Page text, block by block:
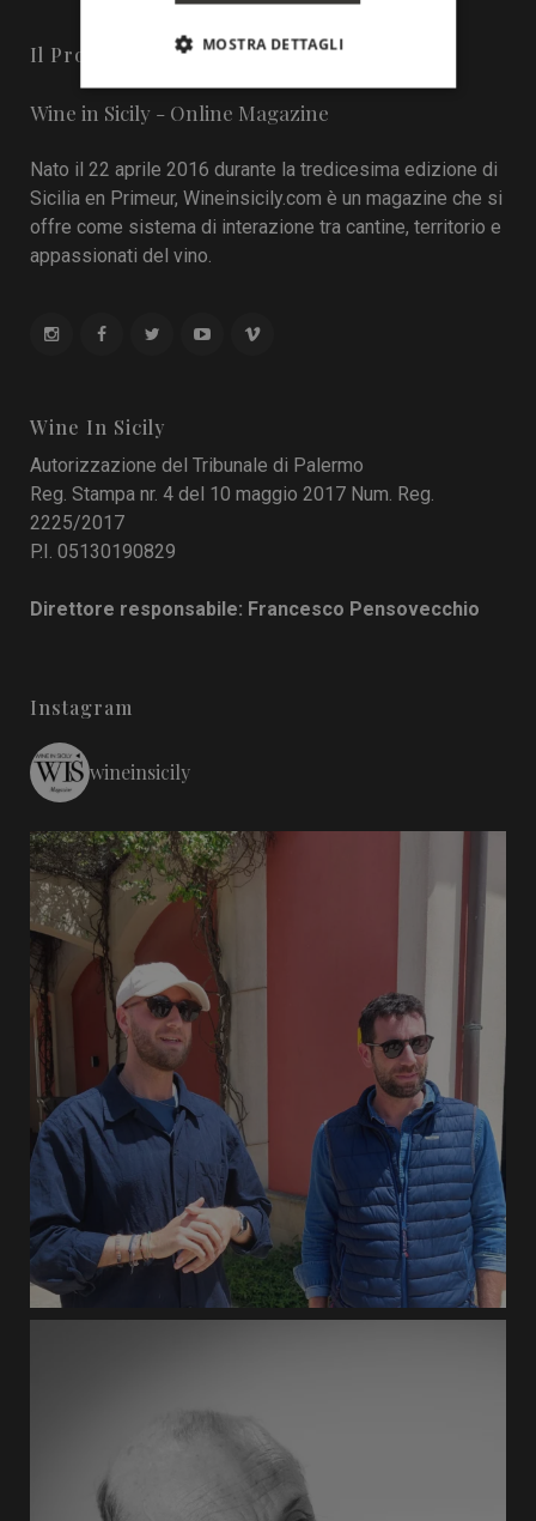
Il Progetto
Wine in Sicily - Online Magazine
Nato il 22 aprile 2016 durante la tredicesima edizione di
Sicilia en Primeur, Wineinsicily.com è un magazine che si
offre come sistema di interazione tra cantine, territorio e
appassionati del vino.
Wine In Sicily
Autorizzazione del Tribunale di Palermo
Reg. Stampa nr. 4 del 10 maggio 2017 Num. Reg.
2225/2017
P.I. 05130190829
Direttore responsabile: Francesco Pensovecchio
Instagram
wineinsicily
MOSTRA DETTAGLI